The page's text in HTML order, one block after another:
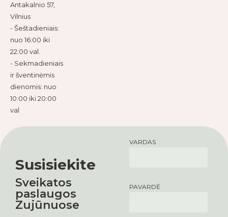
Antakalnio 57,
Vilnius
- Šeštadieniais:
nuo 16:00 iki
22:00 val.
- Sekmadieniais
ir šventinėmis
dienomis: nuo
10:00 iki 20:00
val
VARDAS
PAVARDĖ
Susisiekite
Sveikatos
paslaugos
Zujūnuose